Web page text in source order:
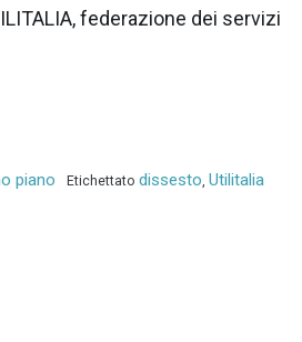
federazione dei servizi
piano Etichettato dissesto, Utilitalia